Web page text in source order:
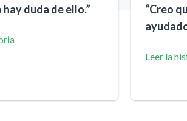
hay duda de ello.”
“Creo
Leer la